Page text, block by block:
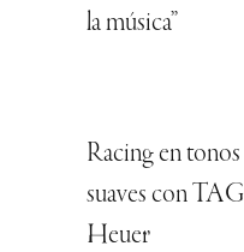
la música”
Racing en tonos
suaves con TAG
Heuer